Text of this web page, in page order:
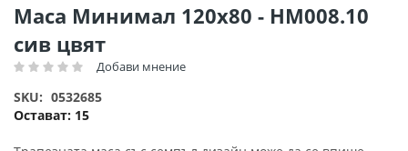
Маса Минимал 120х80 - HM008.10
сив цвят
Рейтинг: Добави мнение
Остават: 15
SKU 0532685
Преминете
към
началото
на
със
снимки